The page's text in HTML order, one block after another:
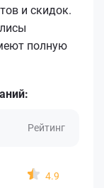
и скидок.
полную
Рейтинг
4.9